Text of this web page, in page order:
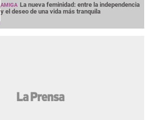
AMIGA La nueva feminidad: entre la independencia
y el deseo de una vida más tranquila